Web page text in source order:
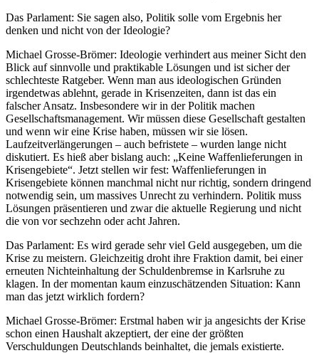
Das Parlament: Sie sagen also, Politik solle vom Ergebnis her
denken und nicht von der Ideologie?
Michael Grosse-Brömer: Ideologie verhindert aus meiner Sicht den
Blick auf sinnvolle und praktikable Lösungen und ist sicher der
schlechteste Ratgeber. Wenn man aus ideologischen Gründen
irgendetwas ablehnt, gerade in Krisenzeiten, dann ist das ein
falscher Ansatz. Insbesondere wir in der Politik machen
Gesellschaftsmanagement. Wir müssen diese Gesellschaft gestalten
und wenn wir eine Krise haben, müssen wir sie lösen.
Laufzeitverlängerungen – auch befristete – wurden lange nicht
diskutiert. Es hieß aber bislang auch: „Keine Waffenlieferungen in
Krisengebiete“. Jetzt stellen wir fest: Waffenlieferungen in
Krisengebiete können manchmal nicht nur richtig, sondern dringend
notwendig sein, um massives Unrecht zu verhindern. Politik muss
Lösungen präsentieren und zwar die aktuelle Regierung und nicht
die von vor sechzehn oder acht Jahren.
Das Parlament: Es wird gerade sehr viel Geld ausgegeben, um die
Krise zu meistern. Gleichzeitig droht ihre Fraktion damit, bei einer
erneuten Nichteinhaltung der Schuldenbremse in Karlsruhe zu
klagen. In der momentan kaum einzuschätzenden Situation: Kann
man das jetzt wirklich fordern?
Michael Grosse-Brömer: Erstmal haben wir ja angesichts der Krise
schon einen Haushalt akzeptiert, der eine der größten
Verschuldungen Deutschlands beinhaltet, die jemals existierte.